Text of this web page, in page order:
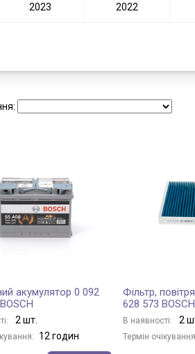
2023 2022
акумулятор 0 092
2 шт.
12 годин
Фільтр,
628 573 BOSCH
В наявності: 2
Термін